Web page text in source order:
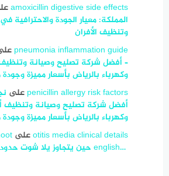
amoxicillin digestive side effects
المملكة: معيار الجودة والاحترافية
وتنظيف الأفران
pneumonia inflammation guide
– أفضل شركة تصليح وصيانة وتنظيف
وكهرباء بالرياض بأسعار مميزة
penicillin allergy risk factors على
أفضل شركة تصليح وصيانة وتنظيف
وكهرباء بالرياض بأسعار مميزة
otitis media clinical detailsعلى
english… ‎ حين يتجاوز يلا شوت حدود اللغة